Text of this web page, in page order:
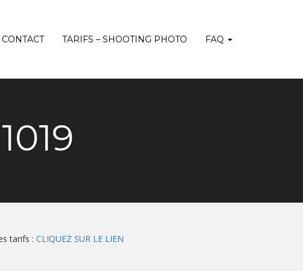
CONTACT TARIFS – SHOOTING PHOTO FAQ
tarifs : CLIQUEZ SUR LE LIEN